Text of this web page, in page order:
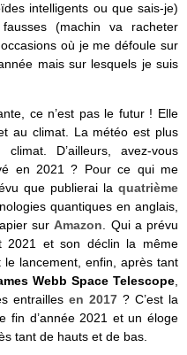
intelligents ou que sais-je)
(machin va racheter
où je me défoule sur
mais sur lesquels je suis
ce n’est pas le futur ! Elle
au climat. La météo est plus
D’ailleurs, avez-vous
en 2021 ? Pour ce qui me
que publierai la quatrième
quantiques en anglais,
surAmazon. Qui a prévu
2021 et son déclin la même
le lancement, enfin, après tant
Webb Space Telescope,
entrailles en 2017? C’est la
fin d’année 2021 et un éloge
tant de hauts et de bas.